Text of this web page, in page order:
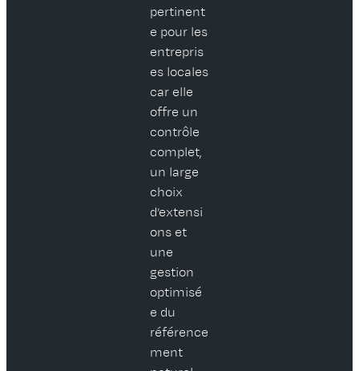
pertinent
e pour les
entrepris
es locales
car elle
offre un
contrôle
complet,
un large
choix
d’extensi
ons et
une
gestion
optimisé
e du
référence
ment